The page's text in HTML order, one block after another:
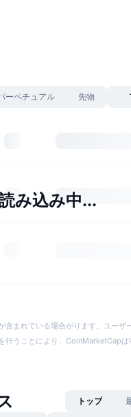
ーペチュアル 先物
み込み中...
まれている場合がります。ユーザ
うことにより、CoinMarketCapは
トップ